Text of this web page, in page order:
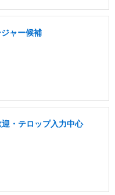
ャー候補
・テロップ入力中心